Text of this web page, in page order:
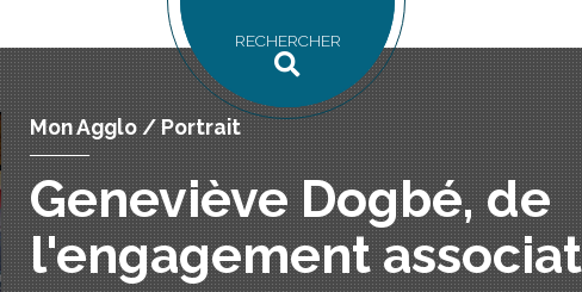
RECHERCHER
Mon Agglo / Portrait
Geneviève Dogbé, de
l'engagement